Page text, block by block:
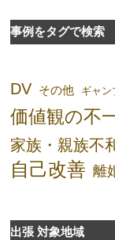
事例をタグで検索
DV その他 ギャン
価値観の不
家族・親族不
自己改善 離
出張 対象地域